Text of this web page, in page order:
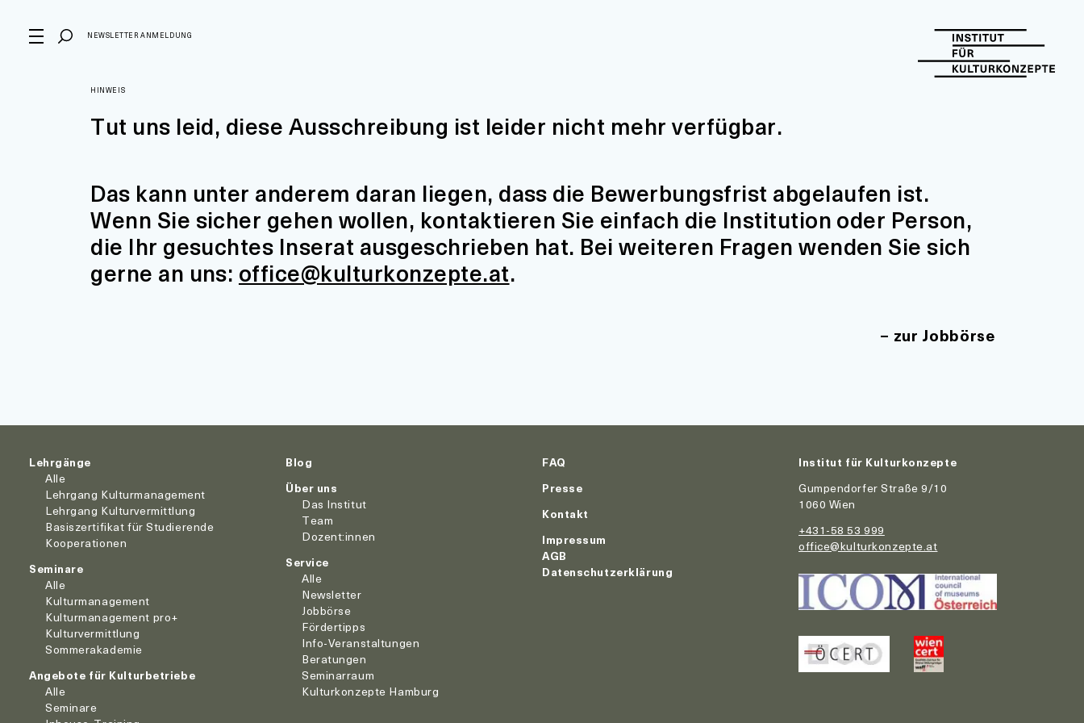
NEWSLETTER ANMELDUNG
HINWEIS
Tut uns leid, diese Ausschreibung ist leider nicht mehr verfügbar.
Das kann unter anderem daran liegen, dass die Bewerbungsfrist abgelaufen ist.
Wenn Sie sicher gehen wollen, kontaktieren Sie einfach die Institution oder Person,
die Ihr gesuchtes Inserat ausgeschrieben hat. Bei weiteren Fragen wenden Sie sich
gerne an uns: office@kulturkonzepte.at.
zur Jobbörse
Lehrgänge
Alle
Lehrgang Kulturmanagement
Lehrgang Kulturvermittlung
Basiszertifikat für Studierende
Kooperationen
Seminare
Alle
Kulturmanagement
Kulturmanagement pro+
Kulturvermittlung
Sommerakademie
Angebote für Kulturbetriebe
Alle
Seminare
Blog
Über uns
Das Institut
Team
Dozent:innen
Service
Alle
Newsletter
Jobbörse
Fördertipps
Info-Veranstaltungen
Beratungen
Seminarraum
Kulturkonzepte Hamburg
FAQ
Presse
Kontakt
Impressum
AGB
Datenschutzerklärung
Institut für Kulturkonzepte
Gumpendorfer Straße 9/10
1060 Wien
+431-58 53 999
office@kulturkonzepte.at